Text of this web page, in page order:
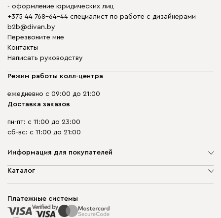
- оформление юридических лиц
+375 44 768-64-44 специалист по работе с дизайнерами
b2b@divan.by
Перезвоните мне
Контакты
Написать руководству
Режим работы колл-центра
ежедневно с 09:00 до 21:00
Доставка заказов
пн-пт: с 11:00 до 23:00
сб-вс: с 11:00 до 21:00
Информация для покупателей
О компании
Способы оплаты
Рассрочка и кредит
Каталог
Корпусная мебель
Распродажа мебели
Платежные системы